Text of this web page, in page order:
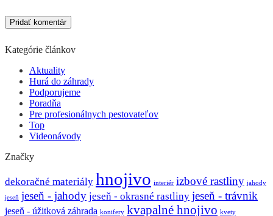
Kategórie článkov
Aktuality
Hurá do záhrady
Podporujeme
Poradňa
Pre profesionálnych pestovateľov
Top
Videonávody
Značky
dekoračné materiály hnojivo interiér izbové rastliny jahody
jeseň jeseň - jahody jeseň - okrasné rastliny jeseň - trávnik
jeseň - úžitková záhrada konifery kvapalné hnojivo kvety